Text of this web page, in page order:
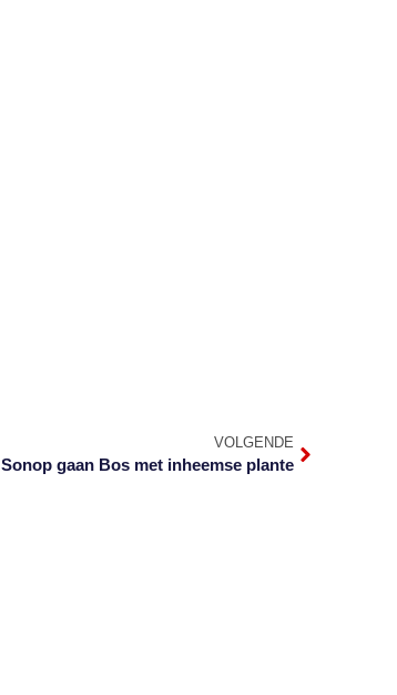
VOLGENDE
Sonop gaan Bos met inheemse plante